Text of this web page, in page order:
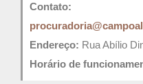
Contato:
Endereço: Rua Abílio
Horário de